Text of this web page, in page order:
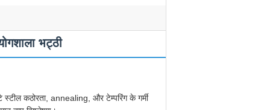
भट्ठी
स्टील कठोरता, annealing, और टेम्परिंग के गर्मी